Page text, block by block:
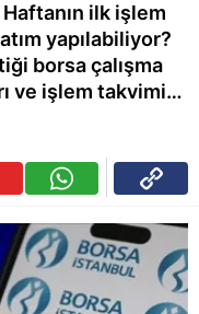
ilk işlem
yapılabiliyor?
borsa çalışma
ve işlem takvimi…